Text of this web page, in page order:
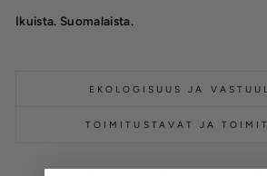
Ikuista. Suomalaista.
EKOLOGISUUS JA
TOIMITUSTAVAT JA